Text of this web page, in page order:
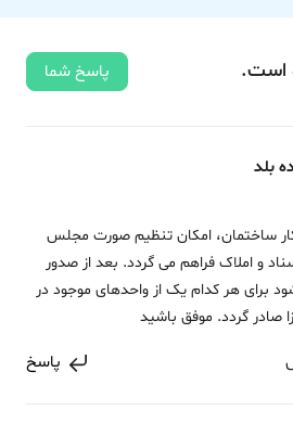
است. پاسخ شما
بلد
ساختمان، امکان تنظیم صورت مجلس
و املاک فراهم می گردد. بعد از صدور
هر کدام یک از واحدهای موجود در
صادر گردد. موفق باشید
پاسخ